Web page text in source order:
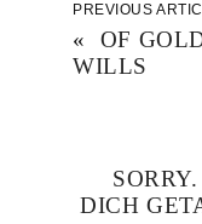
PREVIOUS
«
OF
WILLS
DICH